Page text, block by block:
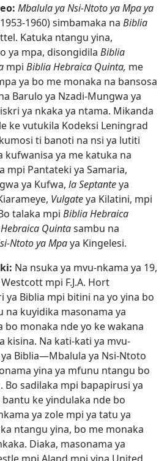
Mbalula ya Nsi-Ntoto ya Mpa ya
1960) simbamaka na Biblia
Katuka ntangu yina,
ya mpa, disongidila Biblia
mpi Biblia Hebraica Quinta, me
ya bo me monaka na bansosa
Barulo ya Nzadi-Mungwa ya
ya nkaka ya ntama. Mikanda
ke vutukila Kodeksi Leningrad
ti banoti na nsi ya lutiti
kufwanisa ya me katuka na
mpi Pantateki ya Samaria,
ya Kufwa, la Septanteya
Vulgateya Kilatini, mpi
talaka mpi Biblia Hebraica
Quintasambu na
Ntoto ya Mpaya Kingelesi.
Na nsuka ya mvu-nkama ya 19,
mpi F.J.A. Hort
ya Biblia mpi bitini na yo yina bo
na kuyidika masonama ya
bo monaka nde yo ke wakana
kisina. Na kati-kati ya mvu-
Biblia—Mbalula ya Nsi-Ntoto
yina ya mfunu ntangu bo
Bo sadilaka mpi bapapirusi ya
ke yindulaka nde bo
ya zole mpi ya tatu ya
ntangu yina, bo me monaka
Diaka, masonama ya